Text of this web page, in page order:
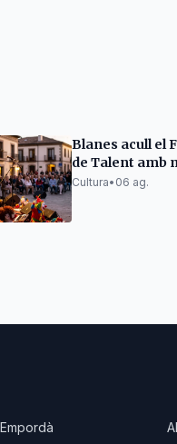
Blanes acull el
de Talent amb
pallassos i
Cultura• 06 ag.